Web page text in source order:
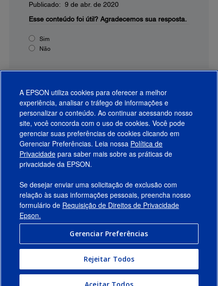
Publicado: 9 de abr. de 2020
Esse conteúdo foi útil? Agradecemos sua resposta.
Sim
Não
Produtos
Suporte
Links Sugeridos
Empresa
Conecte-se com a Epson
Termos de Uso
A EPSON utiliza cookies para oferecer a melhor
experiência, analisar o tráfego de informações e
personalizar o conteúdo. Ao continuar acessando nosso
site, você concorda com o uso de cookies. Você pode
gerenciar suas preferências de cookies clicando em
Gerenciar Preferências. Leia nossa Política de
Privacidade para saber mais sobre as práticas de
privacidade da EPSON.
Se desejar enviar uma solicitação de exclusão com
relação às suas informações pessoais, preencha nosso
formulário de Requisição de Direitos de Privacidade
Epson.
Gerenciar Preferências
Rejeitar Todos